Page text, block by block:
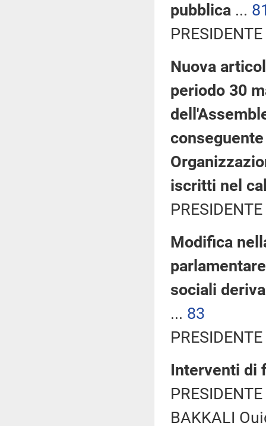
pubblica ...
Nuova
periodo 30
iscritti nel
Modifica
sociali
... 83
Interventi di
BAKKALI